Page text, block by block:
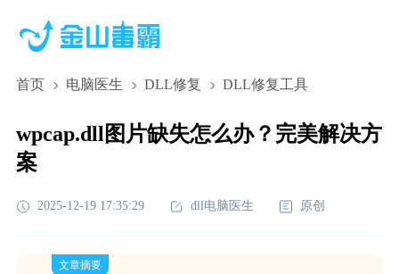
首页 电脑医生 DLL修复 DLL修复工具
wpcap.dll图片缺失怎么办？完美解决方
案
2025-12-19 17:35:29 dll电脑医生 原创
文章摘要